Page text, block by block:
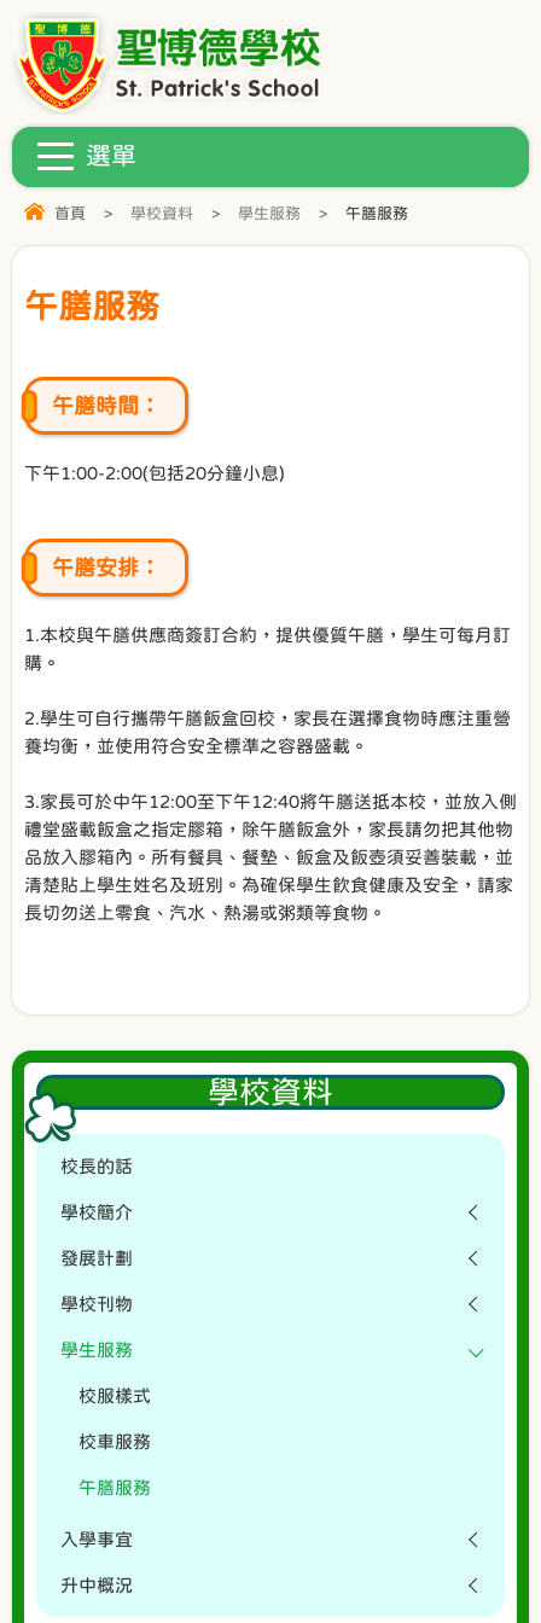
首頁 > 學校資料 > 學生服務 > 午膳服務
午膳服務
午膳時間：
下午1:00-2:00(包括20分鐘小息)
午膳安排：
1.本校與午膳供應商簽訂合約，提供優質午膳，學生可每月訂
購。
2.學生可自行攜帶午膳飯盒回校，家長在選擇食物時應注重營
養均衡，並使用符合安全標準之容器盛載。
3.家長可於中午12:00至下午12:40將午膳送抵本校，並放入側
禮堂盛載飯盒之指定膠箱，除午膳飯盒外，家長請勿把其他物
品放入膠箱內。所有餐具、餐墊、飯盒及飯壺須妥善裝載，並
清楚貼上學生姓名及班別。為確保學生飲食健康及安全，請家
長切勿送上零食、汽水、熱湯或粥類等食物。
學校資料
校長的話
學校簡介
發展計劃
學校刊物
學生服務
校服樣式
校車服務
午膳服務
入學事宜
升中概況